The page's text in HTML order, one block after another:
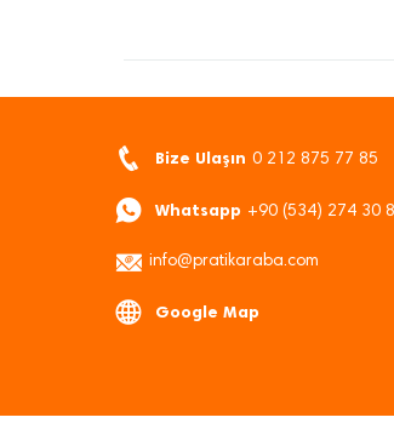
Bize Ulaşın 0 212 875 77 85
Whatsapp +90 (534) 274 30
info@pratikaraba.com
Google Map